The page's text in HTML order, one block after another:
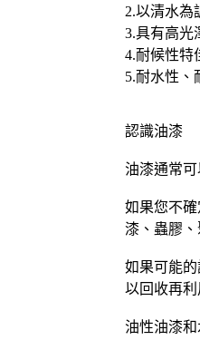
2.以清水為
3.具有高光
4.耐候性特
5.耐水性、
認識油漆
油漆通常
如果您不
漆、蟲膠
如果可能
以回收再利
油性油漆